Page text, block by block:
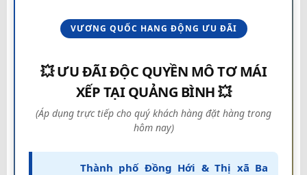
VƯƠNG QUỐC HANG ĐỘNG ƯU ĐÃI
💥 ƯU ĐÃI ĐỘC QUYỀN MÔ TƠ MÁI
XẾP TẠI QUẢNG BÌNH 💥
(Áp dụng trực tiếp cho quý khách hàng đặt hàng trong
hôm nay)
Thành phố Đồng Hới & Thị xã Ba